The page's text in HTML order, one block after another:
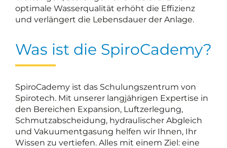
optimale Wasserqualität erhöht die Effizienz
und verlängert die Lebensdauer der Anlage.
Was ist die SpiroCademy?
SpiroCademy ist das Schulungszentrum von
Spirotech. Mit unserer langjährigen Expertise in
den Bereichen Expansion, Luftzerlegung,
Schmutzabscheidung, hydraulischer Abgleich
und Vakuumentgasung helfen wir Ihnen, Ihr
Wissen zu vertiefen. Alles mit einem Ziel: eine